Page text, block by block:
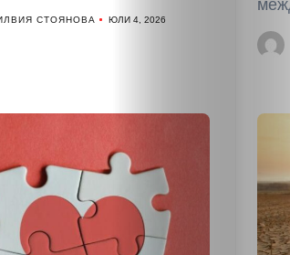
СТОЯНОВА ЮЛИ 4, 2026